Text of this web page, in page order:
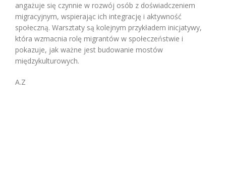
angażuje się czynnie w rozwój osób z doświadczeniem
migracyjnym, wspierając ich integrację i aktywność
społeczną. Warsztaty są kolejnym przykładem inicjatywy,
która wzmacnia rolę migrantów w społeczeństwie i
pokazuje, jak ważne jest budowanie mostów
międzykulturowych.
A.Z